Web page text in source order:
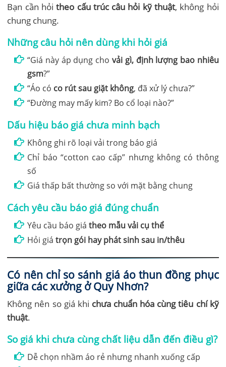
Bạn cần hỏitheo cấu trúc câu hỏi kỹ thuật, không hỏi
chung chung.
Những câu hỏi nên dùng khi hỏi giá
“Giá này áp dụng cho vải gì, định lượng bao nhiêu
gsm?”
“Áo có co rút sau giặt không, đã xử lý chưa?”
“Đường may mấy kim? Bo cổ loại nào?”
Dấu hiệu báo giá chưa minh bạch
Không ghi rõ loại vải trong báo giá
Chỉ báo “cotton cao cấp” nhưng không có thông
số
Giá thấp bất thường so với mặt bằng chung
Cách yêu cầu báo giá đúng chuẩn
Yêu cầu báo giátheo mẫu vải cụ thể
Hỏi giátrọn gói hay phát sinh sau in/thêu
Có nên chỉ so sánh giá áo thun đồng phục
giữa các xưởng ở Quy Nhơn?
Không nên so giá khi chưa chuẩn hóa cùng tiêu chí kỹ
thuật.
So giá khi chưa cùng chất liệu dẫn đến điều gì?
Dễ chọn nhầm áo rẻ nhưng nhanh xuống cấp